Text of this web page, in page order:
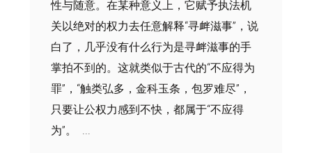
性与随意。在某种意义上，它赋予执法机
关以绝对的权力去任意解释“寻衅滋事”，说
白了，几乎没有什么行为是寻衅滋事的手
掌拍不到的。这就类似于古代的“不应得为
罪”，“触类弘多，金科玉条，包罗难尽”，
只要让公权力感到不快，都属于“不应得
为”。 ...